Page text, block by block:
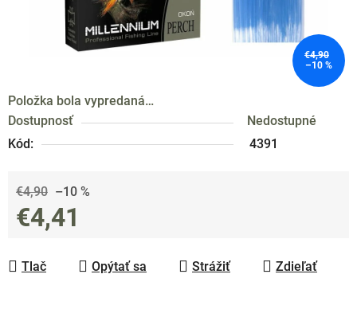
Položka bola vypredaná…
Dostupnosť
Nedostupné
Kód:
4391
€4,90 –10 %
€4,41
Tlač
Opýtať sa Strážiť Zdieľať
€4,90
–10 %